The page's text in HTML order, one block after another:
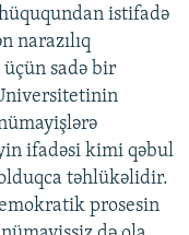
istifadə
narazılıq
üçün sadə bir
ifadəsi kimi qəbul
təhlükəlidir.
prosesin